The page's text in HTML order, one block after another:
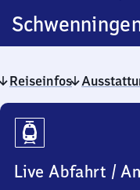
Reiseinfos
Reiseinfos
Live Abfahrt /